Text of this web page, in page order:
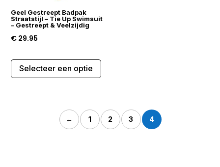
Geel Gestreept Badpak
Straatstijl – Tie Up Swimsuit
– Gestreept & Veelzijdig
€ 29.95
Selecteer een optie
variaties.
Deze
← 1 2 3 4